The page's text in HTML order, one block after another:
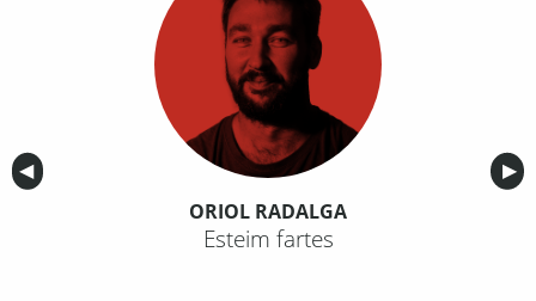
Anterior
◀︎ ▶︎
ORIOL RADALGA
Esteim fartes